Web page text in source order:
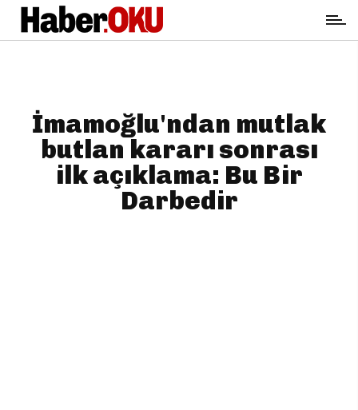
İmamoğlu'ndan mutlak
butlan kararı sonrası
ilk açıklama: Bu Bir
Darbedir